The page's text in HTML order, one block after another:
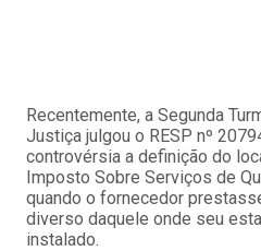
Recentemente, a Segunda
Justiça julgou o RESP nº
controvérsia a definição do
Imposto Sobre Serviços de
quando o fornecedor
diverso daquele onde seu
instalado.